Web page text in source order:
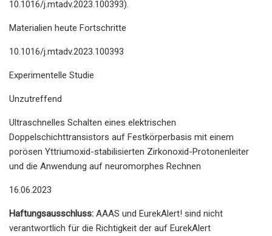
10.1016/j.mtadv.2023.100393).
Materialien heute Fortschritte
10.1016/j.mtadv.2023.100393
Experimentelle Studie
Unzutreffend
Ultraschnelles Schalten eines elektrischen
Doppelschichttransistors auf Festkörperbasis mit einem
porösen Yttriumoxid-stabilisierten Zirkonoxid-Protonenleiter
und die Anwendung auf neuromorphes Rechnen
16.06.2023
Haftungsausschluss: AAAS und EurekAlert! sind nicht
verantwortlich für die Richtigkeit der auf EurekAlert